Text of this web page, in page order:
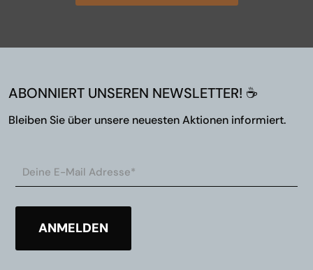
ABONNIERT UNSEREN NEWSLETTER! ☕
Bleiben Sie über unsere neuesten Aktionen informiert.